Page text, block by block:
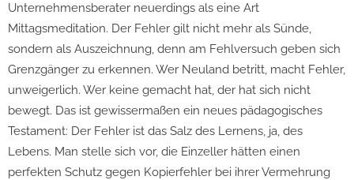
Unternehmensberater neuerdings als eine Art
Mittagsmeditation. Der Fehler gilt nicht mehr als Sünde,
sondern als Auszeichnung, denn am Fehlversuch geben sich
Grenzgänger zu erkennen. Wer Neuland betritt, macht Fehler,
unweigerlich. Wer keine gemacht hat, der hat sich nicht
bewegt. Das ist gewissermaßen ein neues pädagogisches
Testament: Der Fehler ist das Salz des Lernens, ja, des
Lebens. Man stelle sich vor, die Einzeller hätten einen
perfekten Schutz gegen Kopierfehler bei ihrer Vermehrung